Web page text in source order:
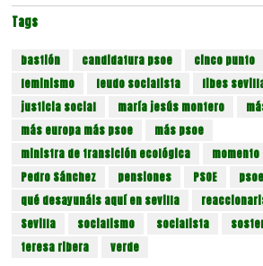
Tags
bastión candidatura psoe cinco punto
feminismo
feudo socialista fibes
justicia social
maría jesús montero
más europa más psoe
más psoe
ministra de transición ecológica
Pedro Sánchez
pensiones PSOE
qué desayunáis aquí en sevilla
Sevilla
socialismo socialista
teresa ribera
verde